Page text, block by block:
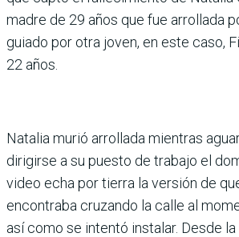
madre de 29 años que fue arrollada
guiado por otra joven, en este caso,
22 años.
Natalia murió arrollada mientras
dirigirse a su puesto de trabajo el
video echa por tierra la versión de
encontraba cruzando la calle al
así como se intentó instalar. Desde